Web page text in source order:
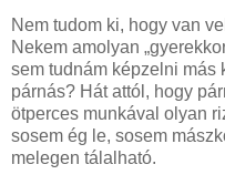
Nem tudom ki, hogy van
Nekem amolyan
sem tudnám képzelni más
párnás? Hát attól, hogy
ötperces munkával olyan
sosem ég le, sosem
melegen tálalható.